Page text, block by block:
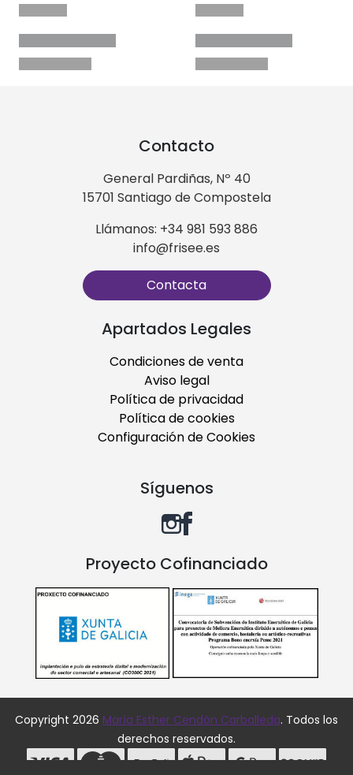
Contacto
General Pardiñas, Nº 40
15701 Santiago de Compostela
Llámanos: +34 981 593 886
info@frisee.es
Contacta
Apartados Legales
Condiciones de venta
Aviso legal
Política de privacidad
Política de cookies
Configuración de Cookies
Síguenos
Proyecto Cofinanciado
Copyright 2026 María Esther Cendón Carballeda. Todos los
derechos reservados.